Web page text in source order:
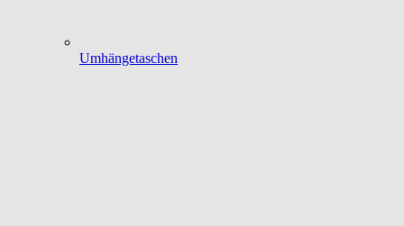
Umhängetaschen